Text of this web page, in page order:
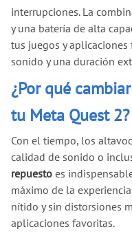
interrupciones. La
y una batería de alta
tus juegos y
sonido y una duración
¿Por qué
tu Meta Quest 2?
Con el tiempo, los
calidad de sonido o
repuesto es
máximo de la
nítido y sin distorsiones
aplicaciones favoritas.